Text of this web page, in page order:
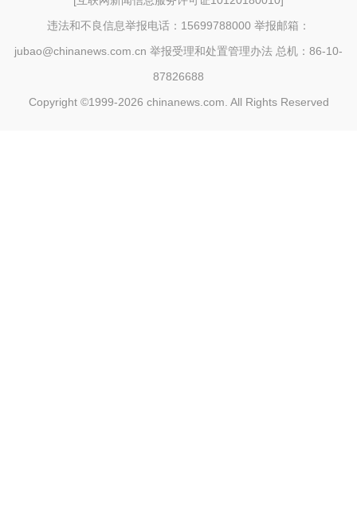
违法和不良信息举报电话：15699788000 举报邮箱：
jubao@chinanews.com.cn 举报受理和处置管理办法 总机：86-10-
87826688
Copyright ©1999-2026 chinanews.com. All Rights Reserved